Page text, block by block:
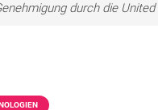
durch die